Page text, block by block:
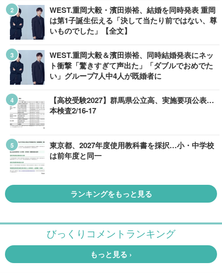
WEST.重岡大毅・濱田崇裕、結婚を同時発表 重岡
は第1子誕生伝える「決して当たり前ではない、尊
いものでした」【全文】
WEST.重岡大毅＆濱田崇裕、同時結婚発表にネッ
ト衝撃「驚きすぎて声出た」「ダブルでおめでた
い」グループ7人中4人が既婚者に
【高校受験2027】群馬県公立高、実施要項公表…
本検査2/16-17
東京都、2027年度使用教科書を採択…小・中学校
は前年度と同一
ランキングをもっと見る